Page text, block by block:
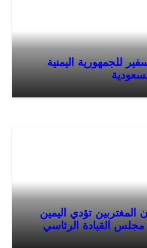
للجمهورية اليمنية
المغتربين تؤدي اليمين
القيادة الرئاسي